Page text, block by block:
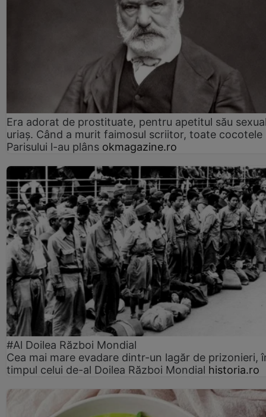
Era adorat de prostituate, pentru apetitul său
uriaș. Când a murit faimosul scriitor, toate cocotele
Parisului l-au plâns okmagazine.ro
#Al Doilea Război Mondial
Cea mai mare evadare dintr-un lagăr de prizonieri,
timpul celui de-al Doilea Război Mondial historia.ro